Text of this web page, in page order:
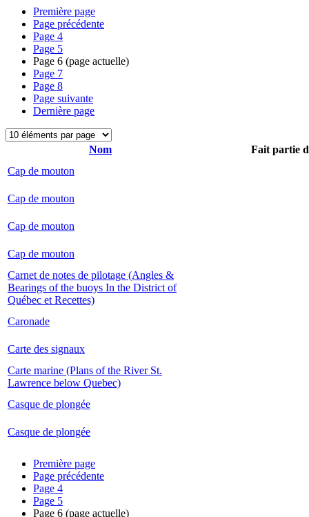
Première page
Page précédente
Page 4
Page 5
Page 6 (page actuelle)
Page 7
Page 8
Page suivante
Dernière page
Nom
Fait partie
Cap de mouton
Cap de mouton
Cap de mouton
Cap de mouton
Carnet de notes de pilotage (Angles &
Bearings of the buoys In the District of
Québec et Recettes)
Caronade
Carte des signaux
Carte marine (Plans of the River St.
Lawrence below Quebec)
Casque de plongée
Casque de plongée
Première page
Page précédente
Page 4
Page 5
Page 6 (page actuelle)